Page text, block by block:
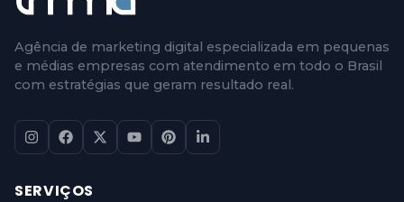
Agência de marketing digital especializada em pequenas
e médias empresas com atendimento em todo o Brasil
com estratégias que geram resultado real.
SERVIÇOS